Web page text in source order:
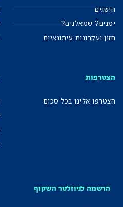
הישגים
ימנים? שמאלנים?
חזון ועקרונות עיתונאיים
הצטרפות
הצטרפו אלינו בכל סכום
הרשמה לניוזלטר השקוף